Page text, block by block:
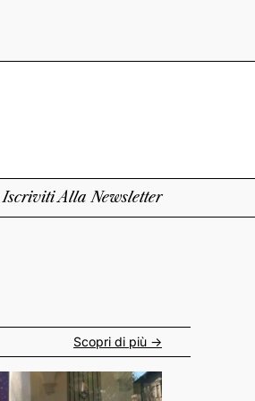
Iscriviti Alla Newsletter
Scopri di più ->